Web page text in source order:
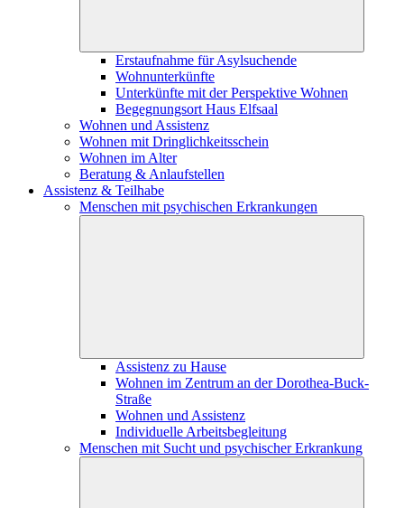
Erstaufnahme für Asylsuchende
Wohnunterkünfte
Unterkünfte mit der Perspektive Wohnen
Begegnungsort Haus Elfsaal
Wohnen und Assistenz
Wohnen mit Dringlichkeitsschein
Wohnen im Alter
Beratung & Anlaufstellen
Assistenz & Teilhabe
Menschen mit psychischen Erkrankungen
Assistenz zu Hause
Wohnen im Zentrum an der Dorothea-Buck-
Straße
Wohnen und Assistenz
Individuelle Arbeitsbegleitung
Menschen mit Sucht und psychischer Erkrankung